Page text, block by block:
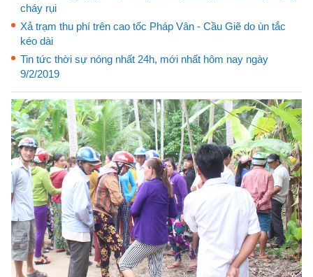
cháy rụi
Xả trạm thu phí trên cao tốc Pháp Vân - Cầu Giẽ do ùn tắc
kéo dài
Tin tức thời sự nóng nhất 24h, mới nhất hôm nay ngày
9/2/2019